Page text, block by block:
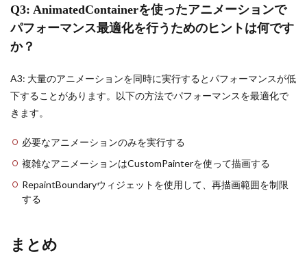
Q3: AnimatedContainerを使ったアニメーションで
パフォーマンス最適化を行うためのヒントは何です
か？
A3: 大量のアニメーションを同時に実行するとパフォーマンスが低
下することがあります。以下の方法でパフォーマンスを最適化で
きます。
必要なアニメーションのみを実行する
複雑なアニメーションはCustomPainterを使って描画する
RepaintBoundaryウィジェットを使用して、再描画範囲を制限
する
まとめ